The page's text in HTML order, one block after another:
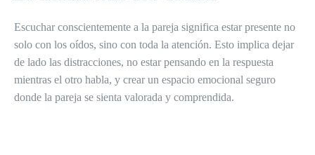
Escuchar conscientemente a la pareja significa estar presente no
solo con los oídos, sino con toda la atención. Esto implica dejar
de lado las distracciones, no estar pensando en la respuesta
mientras el otro habla, y crear un espacio emocional seguro
donde la pareja se sienta valorada y comprendida.